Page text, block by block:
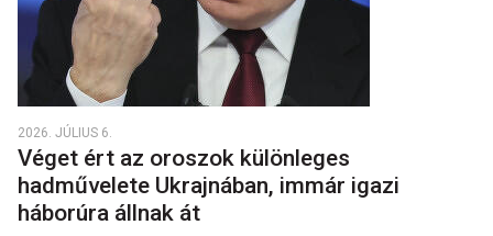
2026. JÚLIUS 6.
Véget ért az oroszok különleges
hadművelete Ukrajnában, immár igazi
háborúra állnak át